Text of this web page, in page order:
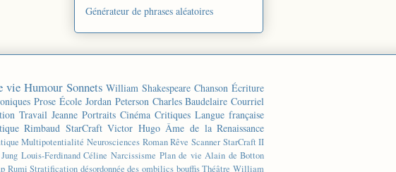
Générateur de phrases aléatoires
vie Humour Sonnets William Shakespeare Chanson Écriture
Prose École Jordan Peterson Charles Baudelaire Courriel
Travail Jeanne Portraits Cinéma Critiques Langue française
Rimbaud StarCraft Victor Hugo Âme de la Renaissance
Multipotentialité Neurosciences Roman Rêve Scanner StarCraft II
Louis-Ferdinand Céline Narcissisme Plan de vie Alain de Botton
Rumi Stratification désordonnée des ombilics bouffis Théâtre William